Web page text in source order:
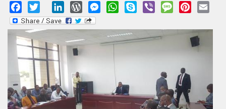
Facebook
Twitter LinkedInWordPressMessengerWhatsApp
Skype Viber MessagePinterest